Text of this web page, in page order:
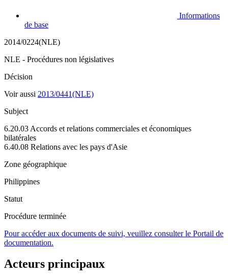
Informations
de base
2014/0224(NLE)
NLE - Procédures non législatives
Décision
Voir aussi 2013/0441(NLE)
Subject
6.20.03 Accords et relations commerciales et économiques
bilatérales
6.40.08 Relations avec les pays d'Asie
Zone géographique
Philippines
Statut
Procédure terminée
Pour accéder aux documents de suivi, veuillez consulter le Portail de
documentation.
Acteurs principaux